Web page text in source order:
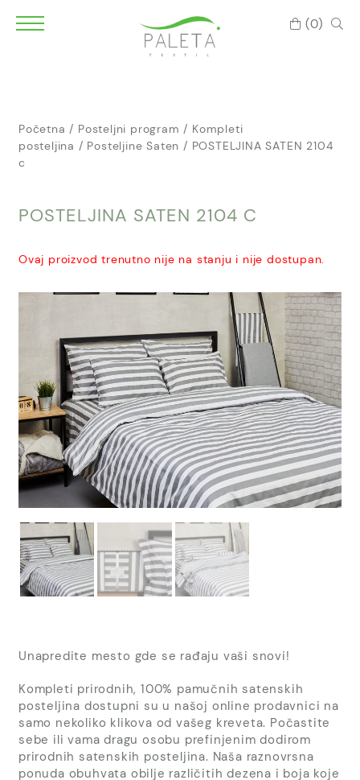
(0)
Početna / Posteljni program / Kompleti
posteljina / Posteljine Saten / POSTELJINA SATEN 2104
c
POSTELJINA SATEN 2104 C
Ovaj proizvod trenutno nije na stanju i nije dostupan.
Unapredite mesto gde se rađaju vaši snovi!
Kompleti prirodnih, 100% pamučnih satenskih
posteljina dostupni su u našoj online prodavnici na
samo nekoliko klikova od vašeg kreveta. Počastite
sebe ili vama dragu osobu prefinjenim dodirom
prirodnih satenskih posteljina. Naša raznovrsna
ponuda obuhvata obilje različitih dezena i boja koje